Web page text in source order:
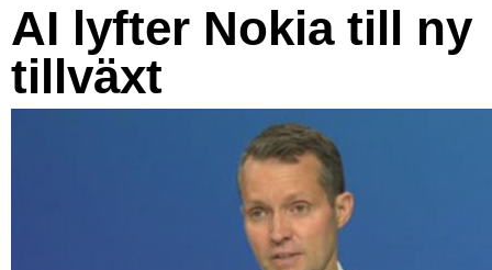
AI lyfter Nokia till ny
tillväxt